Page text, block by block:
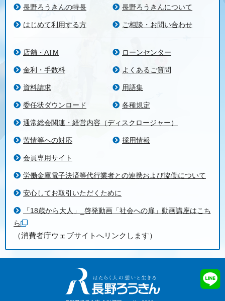
長野ろうきんの特長 長野ろうきんについて
はじめて利用する方 ご相談・お問い合わせ
店舗・ATM ローンセンター
金利・手数料 よくあるご質問
資料請求 用語集
委任状ダウンロード 各種規定
通常総会関連・経営内容（ディスクロージャー）
苦情等への対応 採用情報
会員専用サイト
労働金庫電子決済等代行業者との連携および協働について
安心してお取引いただくために
「18歳から大人」_啓発動画「社会への扉」動画講座はこち
ら
（消費者庁ウェブサイトへリンクします）